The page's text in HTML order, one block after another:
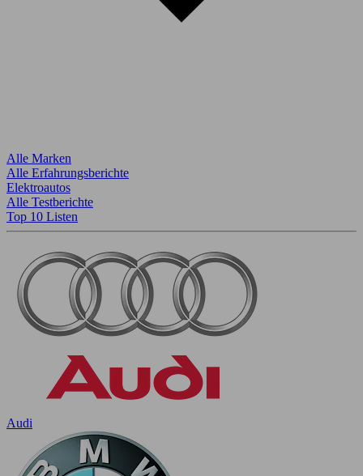
Alle Marken
Alle Erfahrungsberichte
Elektroautos
Alle Testberichte
Top 10 Listen
Audi